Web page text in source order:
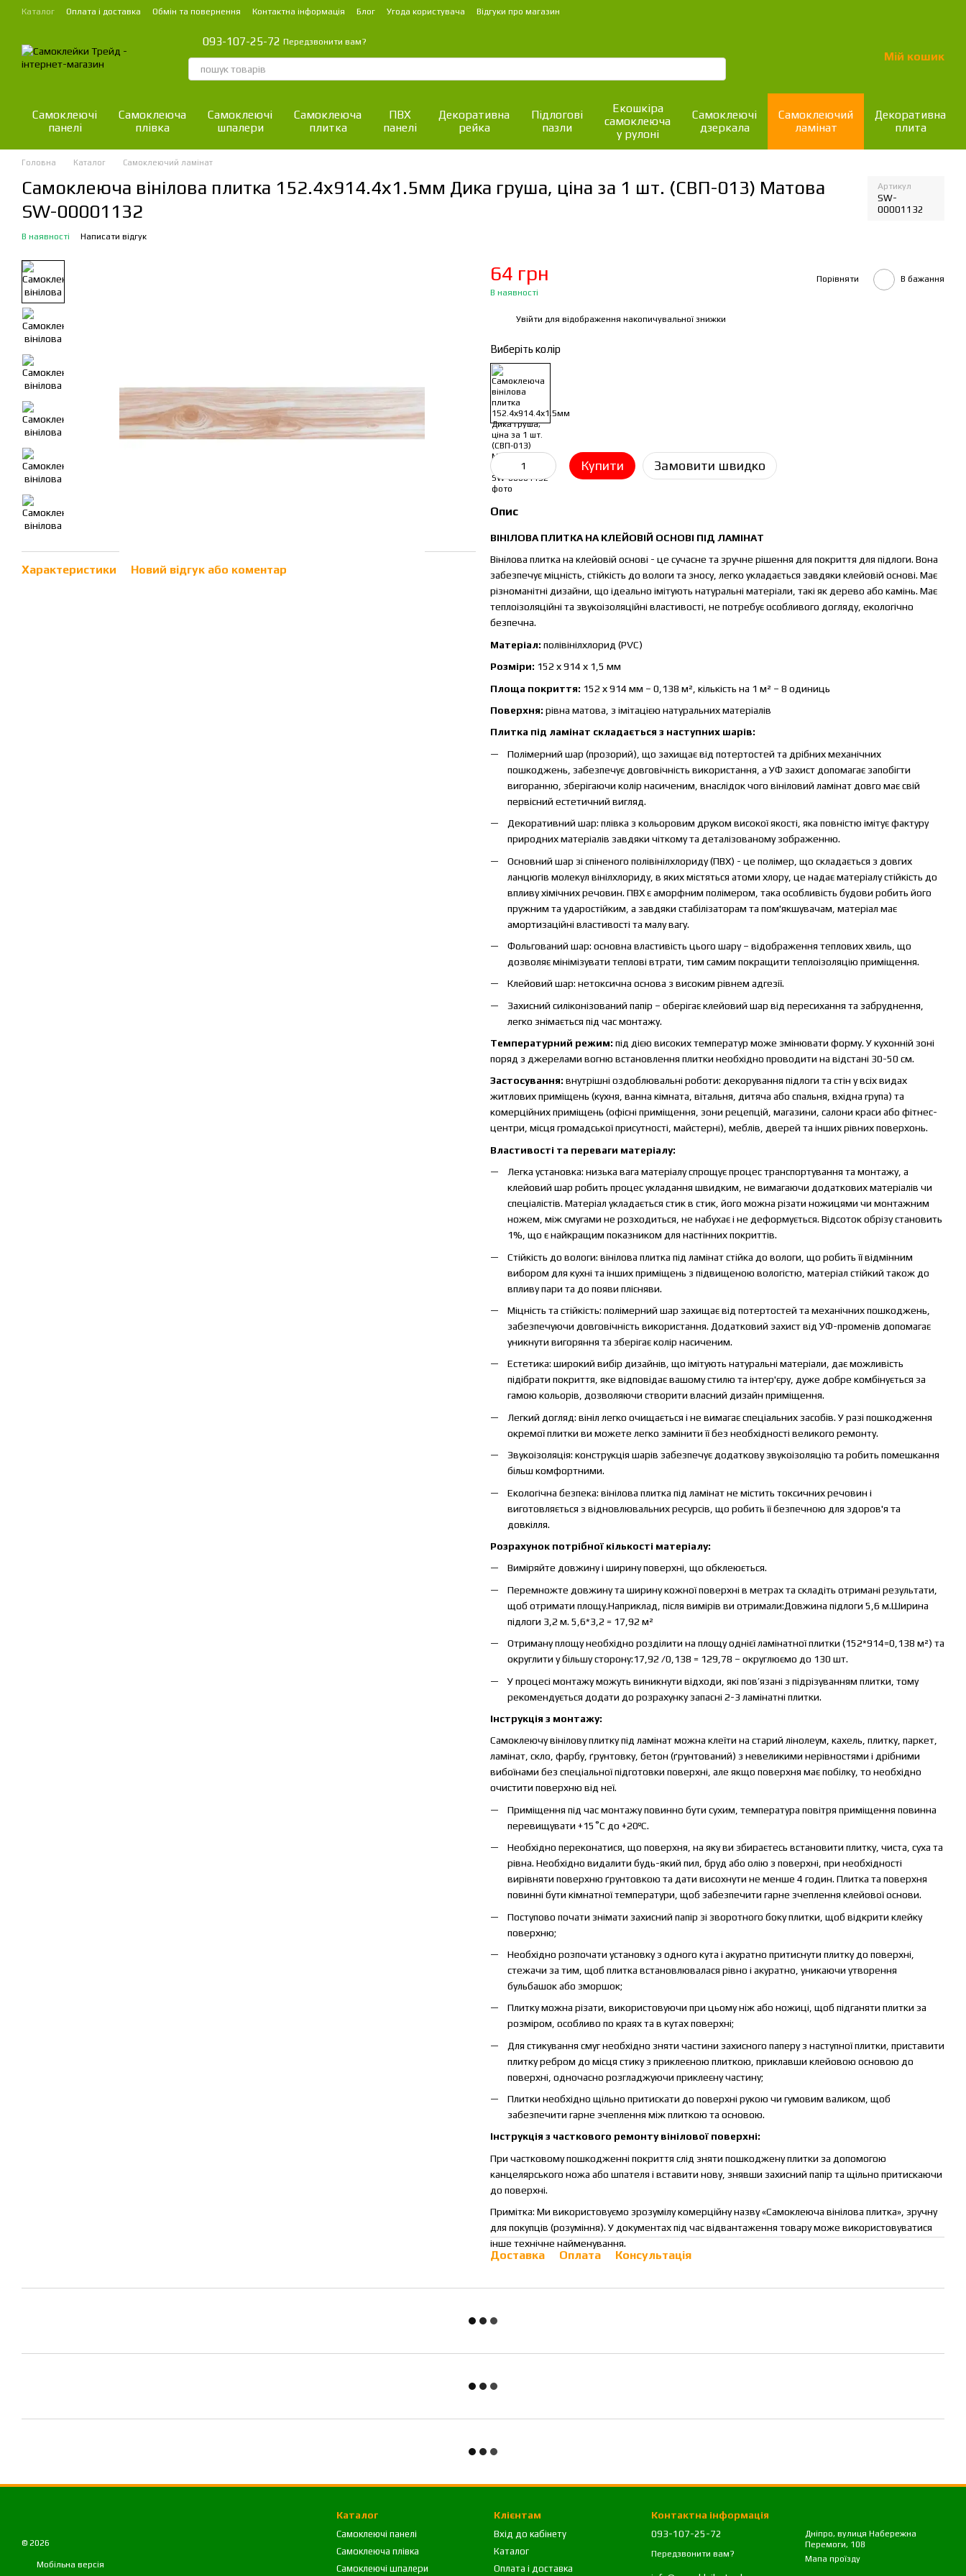
Перейти до основного контенту
Каталог Оплата і доставка Обмін та повернення Контактна інформація Блог Угода користувача Відгуки про магазин
093-107-25-72 Передзвонити вам?
Мій кошик
Самоклеючі
панелі
Самоклеюча
плівка
Самоклеючі
шпалери
Самоклеюча
плитка
ПВХ
панелі
Декоративна
рейка
Підлогові
пазли
Екошкіра
самоклеюча
у рулоні
Самоклеючі
дзеркала
Самоклеючий
ламінат
Декоративна
плита
Головна Каталог Самоклеючий ламінат
Самоклеюча вінілова плитка 152.4х914.4х1.5мм Дика груша, ціна за 1 шт. (СВП-013) Матова
SW-00001132
Артикул
SW-
00001132
В наявності Написати відгук
Характеристики Новий відгук або коментар
64 грн
В наявності
Порівняти В бажання
Увійти для відображення накопичувальної знижки
Виберіть колір
Купити Замовити швидко
Опис
ВІНІЛОВА ПЛИТКА НА КЛЕЙОВІЙ ОСНОВІ ПІД ЛАМІНАТ
Вінілова плитка на клейовій основі - це сучасне та зручне рішення для покриття для підлоги. Вона
забезпечує міцність, стійкість до вологи та зносу, легко укладається завдяки клейовій основі. Має
різноманітні дизайни, що ідеально імітують натуральні матеріали, такі як дерево або камінь. Має
теплоізоляційні та звукоізоляційні властивості, не потребує особливого догляду, екологічно
безпечна.
Матеріал: полівінілхлорид (PVC)
Розміри: 152 х 914 х 1,5 мм
Площа покриття: 152 х 914 мм – 0,138 м², кількість на 1 м² – 8 одиниць
Поверхня: рівна матова, з імітацією натуральних матеріалів
Плитка під ламінат складається з наступних шарів:
Полімерний шар (прозорий), що захищає від потертостей та дрібних механічних
пошкоджень, забезпечує довговічність використання, а УФ захист допомагає запобігти
вигоранню, зберігаючи колір насиченим, внаслідок чого вініловий ламінат довго має свій
первісний естетичний вигляд.
Декоративний шар: плівка з кольоровим друком високої якості, яка повністю імітує фактуру
природних матеріалів завдяки чіткому та деталізованому зображенню.
Основний шар зі спіненого полівінілхлориду (ПВХ) - це полімер, що складається з довгих
ланцюгів молекул вінілхлориду, в яких містяться атоми хлору, це надає матеріалу стійкість до
впливу хімічних речовин. ПВХ є аморфним полімером, така особливість будови робить його
пружним та ударостійким, а завдяки стабілізаторам та пом'якшувачам, матеріал має
амортизаційні властивості та малу вагу.
Фольгований шар: основна властивість цього шару – відображення теплових хвиль, що
дозволяє мінімізувати теплові втрати, тим самим покращити теплоізоляцію приміщення.
Клейовий шар: нетоксична основа з високим рівнем адгезії.
Захисний силіконізований папір – оберігає клейовий шар від пересихання та забруднення,
легко знімається під час монтажу.
Температурний режим: під дією високих температур може змінювати форму. У кухонній зоні
поряд з джерелами вогню встановлення плитки необхідно проводити на відстані 30-50 см.
Застосування: внутрішні оздоблювальні роботи: декорування підлоги та стін у всіх видах
житлових приміщень (кухня, ванна кімната, вітальня, дитяча або спальня, вхідна група) та
комерційних приміщень (офісні приміщення, зони рецепцій, магазини, салони краси або фітнес-
центри, місця громадської присутності, майстерні), меблів, дверей та інших рівних поверхонь.
Властивості та переваги матеріалу:
Легка установка: низька вага матеріалу спрощує процес транспортування та монтажу, а
клейовий шар робить процес укладання швидким, не вимагаючи додаткових матеріалів чи
спеціалістів. Матеріал укладається стик в стик, його можна різати ножицями чи монтажним
ножем, між смугами не розходиться, не набухає і не деформується. Відсоток обрізу становить
1%, що є найкращим показником для настінних покриттів.
Стійкість до вологи: вінілова плитка під ламінат стійка до вологи, що робить її відмінним
вибором для кухні та інших приміщень з підвищеною вологістю, матеріал стійкий також до
впливу пари та до появи плісняви.
Міцність та стійкість: полімерний шар захищає від потертостей та механічних пошкоджень,
забезпечуючи довговічність використання. Додатковий захист від УФ-променів допомагає
уникнути вигоряння та зберігає колір насиченим.
Естетика: широкий вибір дизайнів, що імітують натуральні матеріали, дає можливість
підібрати покриття, яке відповідає вашому стилю та інтер'єру, дуже добре комбінується за
гамою кольорів, дозволяючи створити власний дизайн приміщення.
Легкий догляд: вініл легко очищається і не вимагає спеціальних засобів. У разі пошкодження
окремої плитки ви можете легко замінити її без необхідності великого ремонту.
Звукоізоляція: конструкція шарів забезпечує додаткову звукоізоляцію та робить помешкання
більш комфортними.
Екологічна безпека: вінілова плитка під ламінат не містить токсичних речовин і
виготовляється з відновлювальних ресурсів, що робить її безпечною для здоров'я та
довкілля.
Розрахунок потрібної кількості матеріалу:
Виміряйте довжину і ширину поверхні, що обклеюється.
Перемножте довжину та ширину кожної поверхні в метрах та складіть отримані результати,
щоб отримати площу.Наприклад, після вимірів ви отримали:Довжина підлоги 5,6 м.Ширина
підлоги 3,2 м. 5,6*3,2 = 17,92 м²
Отриману площу необхідно розділити на площу однієї ламінатної плитки (152*914=0,138 м²) та
округлити у більшу сторону:17,92 /0,138 = 129,78 – округлюємо до 130 шт.
У процесі монтажу можуть виникнути відходи, які пов’язані з підрізуванням плитки, тому
рекомендується додати до розрахунку запасні 2-3 ламінатні плитки.
Інструкція з монтажу:
Самоклеючу вінілову плитку під ламінат можна клеїти на старий лінолеум, кахель, плитку, паркет,
ламінат, скло, фарбу, ґрунтовку, бетон (ґрунтований) з невеликими нерівностями і дрібними
вибоїнами без спеціальної підготовки поверхні, але якщо поверхня має побілку, то необхідно
очистити поверхню від неї.
Приміщення під час монтажу повинно бути сухим, температура повітря приміщення повинна
перевищувати +15˚С до +20ºС.
Необхідно переконатися, що поверхня, на яку ви збираєтесь встановити плитку, чиста, суха та
рівна. Необхідно видалити будь-який пил, бруд або олію з поверхні, при необхідності
вирівняти поверхню ґрунтовкою та дати висохнути не менше 4 годин. Плитка та поверхня
повинні бути кімнатної температури, щоб забезпечити гарне зчеплення клейової основи.
Поступово почати знімати захисний папір зі зворотного боку плитки, щоб відкрити клейку
поверхню;
Необхідно розпочати установку з одного кута і акуратно притиснути плитку до поверхні,
стежачи за тим, щоб плитка встановлювалася рівно і акуратно, уникаючи утворення
бульбашок або зморшок;
Плитку можна різати, використовуючи при цьому ніж або ножиці, щоб підганяти плитки за
розміром, особливо по краях та в кутах поверхні;
Для стикування смуг необхідно зняти частини захисного паперу з наступної плитки, приставити
плитку ребром до місця стику з приклеєною плиткою, приклавши клейовою основою до
поверхні, одночасно розгладжуючи приклеєну частину;
Плитки необхідно щільно притискати до поверхні рукою чи гумовим валиком, щоб
забезпечити гарне зчеплення між плиткою та основою.
Інструкція з часткового ремонту вінілової поверхні:
При частковому пошкодженні покриття слід зняти пошкоджену плитки за допомогою
канцелярського ножа або шпателя і вставити нову, знявши захисний папір та щільно притискаючи
до поверхні.
Примітка: Ми використовуємо зрозумілу комерційну назву «Самоклеюча вінілова плитка», зручну
для покупців (розуміння). У документах під час відвантаження товару може використовуватися
інше технічне найменування.
Доставка Оплата Консультація
© 2026
Мобільна версія
Каталог
Самоклеючі панелі
Самоклеюча плівка
Самоклеючі шпалери
Клієнтам
Вхід до кабінету
Каталог
Оплата і доставка
Контактна інформація
093-107-25-72
Передзвонити вам?
Дніпро, вулиця Набережна
Перемоги, 108
Мапа проїзду